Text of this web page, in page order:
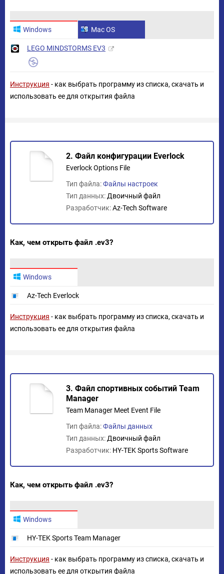
Windows Mac OS
LEGO MINDSTORMS EV3
Инструкция - как выбрать программу из списка, скачать и
использовать ее для открытия файла
2. Файл конфигурации Everlock
Everlock Options File
Тип файла:Файлы настроек
Тип данных: Двоичный файл
Разработчик:Az-Tech Software
Как, чем открыть файл .ev3?
Windows
Az-Tech Everlock
Инструкция - как выбрать программу из списка, скачать и
использовать ее для открытия файла
3. Файл спортивных событий Team
Manager
Team Manager Meet Event File
Тип файла:Файлы данных
Тип данных: Двоичный файл
Разработчик: HY-TEK Sports Software
Как, чем открыть файл .ev3?
Windows
HY-TEK Sports Team Manager
Инструкция - как выбрать программу из списка, скачать и
использовать ее для открытия файла